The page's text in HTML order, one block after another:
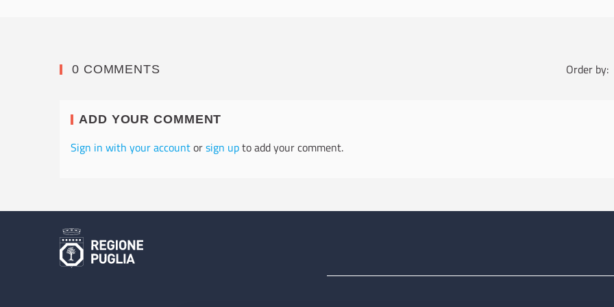
0 COMMENTS Order by:
ADD YOUR COMMENT
Sign in with your accountorsign upto add your comment.